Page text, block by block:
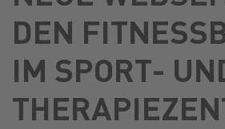
DEN
IM SPORT-